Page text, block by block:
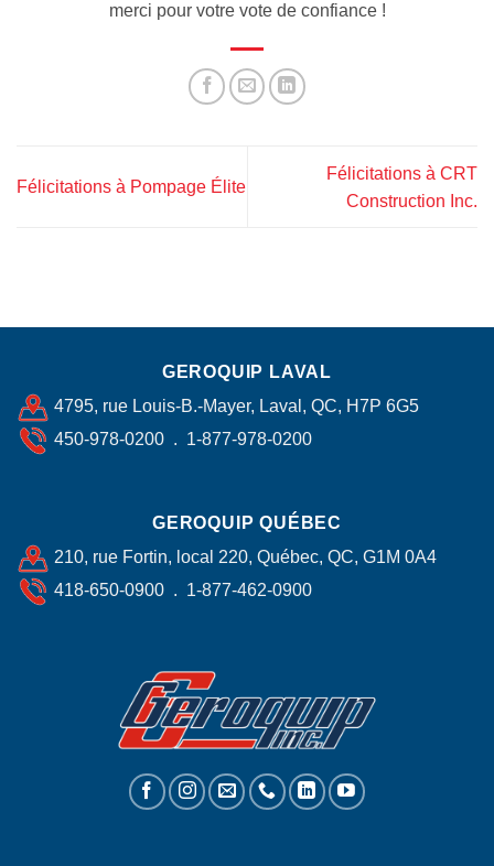
merci pour votre vote de confiance !
Félicitations à Pompage Élite
Félicitations à CRT
Construction Inc.
GEROQUIP LAVAL
4795, rue Louis-B.-Mayer, Laval, QC, H7P 6G5
450-978-0200 . 1-877-978-0200
GEROQUIP QUÉBEC
210, rue Fortin, local 220, Québec, QC, G1M 0A4
418-650-0900 . 1-877-462-0900